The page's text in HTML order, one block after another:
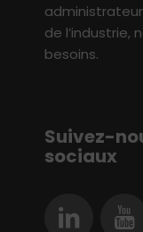
de l’industrie,
besoins.
Suivez-
sociaux